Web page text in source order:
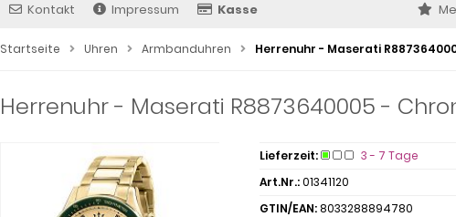
Kontakt Impressum Kasse
Startseite Uhren Armbanduhren Herrenuhr - Maserati
Herrenuhr - Maserati R8873640005 -
Lieferzeit:
3 - 7 Tage
Art.Nr.:01341120
GTIN/EAN:8033288894780